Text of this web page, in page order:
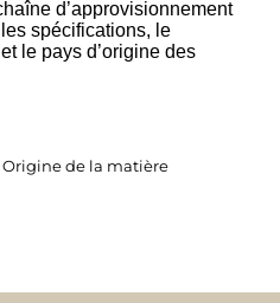
d’approvisionnement
spécifications, le
le pays d’origine des
de la matière